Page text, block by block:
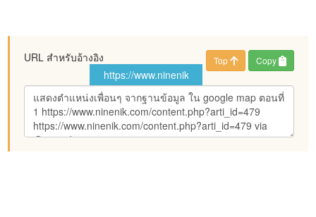
URL สำหรับอ้างอิง Top Copy